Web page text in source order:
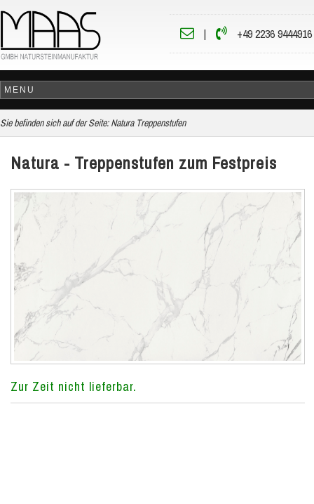
| +49 2236 9444916
Sie befinden sich auf der Seite: Natura Treppenstufen
Natura - Treppenstufen zum Festpreis
Zur Zeit nicht lieferbar.